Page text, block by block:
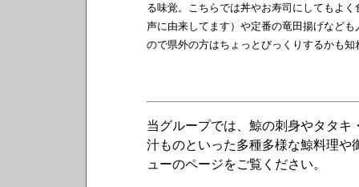
る味覚。こちらでは丼やお寿司にしてもよ
声に由来してます）や定番の竜田揚げなど
ので県外の方はちょっとびっくりするかも知
当グループでは、鯨の刺身やタタ
汁ものといった多種多様な鯨料理や
ューのページをご覧ください。